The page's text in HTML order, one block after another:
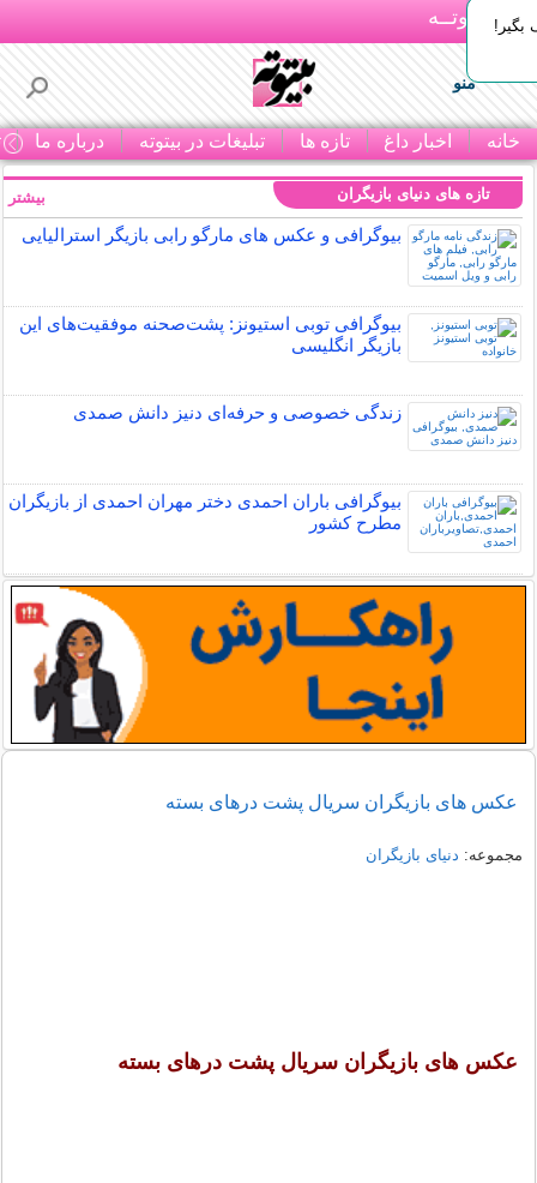
بـیتوتــه
منو
خانه اخبار داغ تازه ها تبلیغات در بیتوته درباره ما
تازه های دنیای بازیگران
بیوگرافی و عکس های مارگو رابی بازیگر استرالیایی
بیوگرافی توبی استیونز: پشت‌صحنه موفقیت‌های این
بازیگر انگلیسی
زندگی خصوصی و حرفه‌ای دنیز دانش صمدی
بیوگرافی باران احمدی دختر مهران احمدی از بازیگران
مطرح کشور
بیشتر
عکس های بازیگران سریال پشت درهای بسته
مجموعه: دنیای بازیگران
عکس های بازیگران سریال پشت درهای بسته